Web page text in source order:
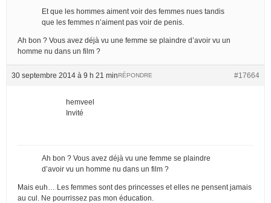
Et que les hommes aiment voir des femmes nues tandis
que les femmes n’aiment pas voir de penis.
Ah bon ? Vous avez déjà vu une femme se plaindre d’avoir vu un
homme nu dans un film ?
30 septembre 2014 à 9 h 21 min #17664
RÉPONDRE
hemveel
Invité
Ah bon ? Vous avez déjà vu une femme se plaindre
d’avoir vu un homme nu dans un film ?
Mais euh… Les femmes sont des princesses et elles ne pensent jamais
au cul. Ne pourrissez pas mon éducation.